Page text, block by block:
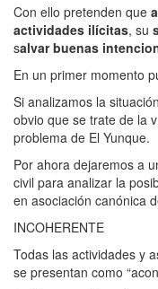
Con ello pretenden que
actividades ilícitas, su
salvar buenas
En un primer momento
Si analizamos la
obvio que se trate de la
problema de El Yunque.
Por ahora dejaremos a
civil para analizar la
en asociación canónica
INCOHERENTE
Todas las actividades y
se presentan como